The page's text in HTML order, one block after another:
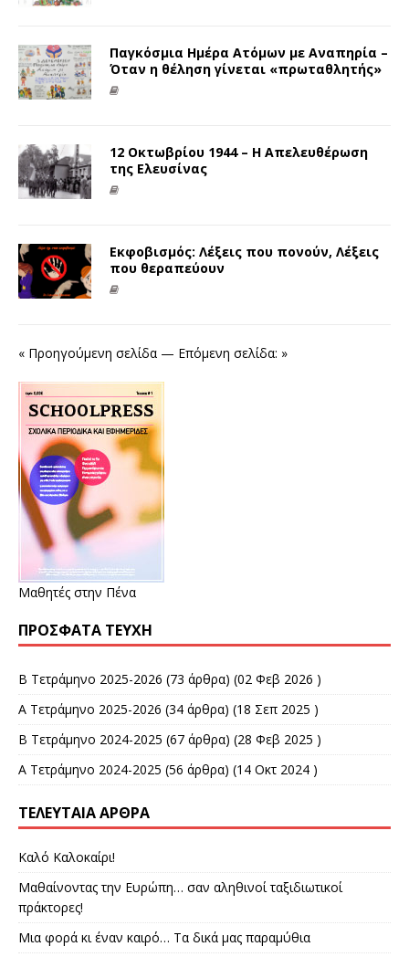
Παγκόσμια Ημέρα Ατόμων με Αναπηρία –
Όταν η θέληση γίνεται «πρωταθλητής»
12 Οκτωβρίου 1944 – Η Απελευθέρωση
της Ελευσίνας
Εκφοβισμός: Λέξεις που πονούν, Λέξεις
που θεραπεύουν
« Προηγούμενη σελίδα — Επόμενη σελίδα: »
Μαθητές στην Πένα
ΠΡΌΣΦΑΤΑ ΤΕΎΧΗ
Β Τετράμηνο 2025-2026 (73 άρθρα) (02 Φεβ 2026 )
Α Τετράμηνο 2025-2026 (34 άρθρα) (18 Σεπ 2025 )
Β Τετράμηνο 2024-2025 (67 άρθρα) (28 Φεβ 2025 )
Α Τετράμηνο 2024-2025 (56 άρθρα) (14 Οκτ 2024 )
ΤΕΛΕΥΤΑΊΑ ΆΡΘΡΑ
Καλό Καλοκαίρι!
Μαθαίνοντας την Ευρώπη… σαν αληθινοί ταξιδιωτικοί
πράκτορες!
Μια φορά κι έναν καιρό… Τα δικά μας παραμύθια